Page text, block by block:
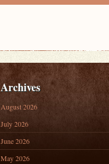
Archives
August 2026
July 2026
June 2026
May 2026